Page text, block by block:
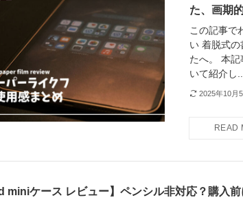
た、画期
この記事で
い 着脱式
たへ。 本
いて紹介し...
2025年10月
miniケース レビュー】ペンシル非対応？購入